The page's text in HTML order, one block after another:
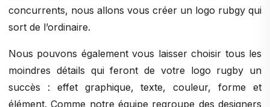
concurrents, nous allons vous créer un logo rubgy qui
sort de l’ordinaire.
Nous pouvons également vous laisser choisir tous les
moindres détails qui feront de votre logo rugby un
succès : effet graphique, texte, couleur, forme et
élément. Comme notre équipe regroupe des designers